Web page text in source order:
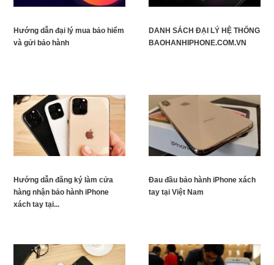
Hướng dẫn đại lý mua bảo hiểm
và gửi bảo hành
DANH SÁCH ĐẠI LÝ HỆ THỐNG
BAOHANHIPHONE.COM.VN
Hướng dẫn đăng ký làm cửa
hàng nhận bảo hành iPhone
xách tay tại...
Đau đầu bảo hành iPhone xách
tay tại Việt Nam